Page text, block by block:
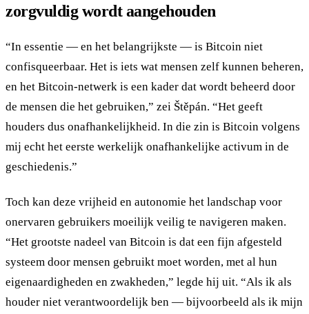
zorgvuldig wordt aangehouden
“In essentie — en het belangrijkste — is Bitcoin niet
confisqueerbaar. Het is iets wat mensen zelf kunnen beheren,
en het Bitcoin-netwerk is een kader dat wordt beheerd door
de mensen die het gebruiken,” zei Štěpán. “Het geeft
houders dus onafhankelijkheid. In die zin is Bitcoin volgens
mij echt het eerste werkelijk onafhankelijke activum in de
geschiedenis.”
Toch kan deze vrijheid en autonomie het landschap voor
onervaren gebruikers moeilijk veilig te navigeren maken.
“Het grootste nadeel van Bitcoin is dat een fijn afgesteld
systeem door mensen gebruikt moet worden, met al hun
eigenaardigheden en zwakheden,” legde hij uit. “Als ik als
houder niet verantwoordelijk ben — bijvoorbeeld als ik mijn